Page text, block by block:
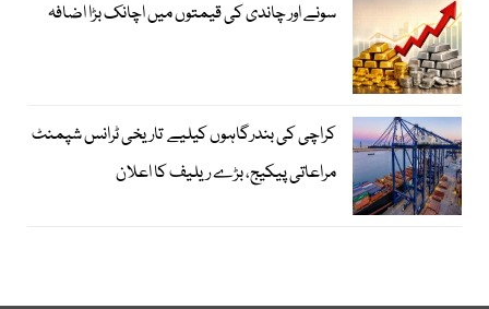
سونے اور چاندی کی قیمتوں میں اچانک بڑا اضافہ
کراچی کی بندرگاہوں کیلیے تاریخی ٹرانس شپمنٹ
مراعاتی پیکیج، بڑے ریلیف کا اعلان